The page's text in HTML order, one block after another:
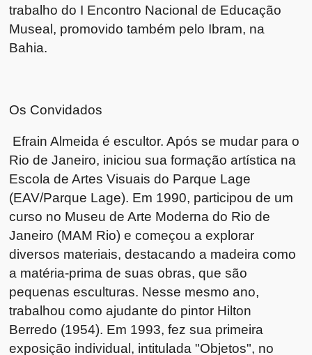
trabalho do I Encontro Nacional de Educação
Museal, promovido também pelo Ibram, na
Bahia.
Os Convidados
Efrain Almeida é escultor. Após se mudar para o
Rio de Janeiro, iniciou sua formação artística na
Escola de Artes Visuais do Parque Lage
(EAV/Parque Lage). Em 1990, participou de um
curso no Museu de Arte Moderna do Rio de
Janeiro (MAM Rio) e começou a explorar
diversos materiais, destacando a madeira como
a matéria-prima de suas obras, que são
pequenas esculturas. Nesse mesmo ano,
trabalhou como ajudante do pintor Hilton
Berredo (1954). Em 1993, fez sua primeira
exposição individual, intitulada "Objetos", no